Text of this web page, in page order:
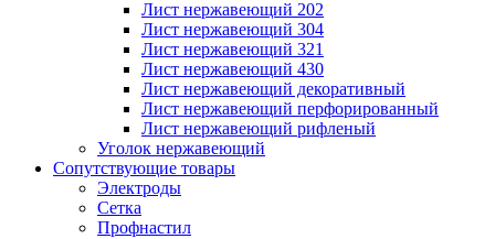
Лист нержавеющий 202
Лист нержавеющий 304
Лист нержавеющий 321
Лист нержавеющий 430
Лист нержавеющий декоративный
Лист нержавеющий перфорированный
Лист нержавеющий рифленый
Уголок нержавеющий
Cопутствующие товары
Электроды
Сетка
Профнастил